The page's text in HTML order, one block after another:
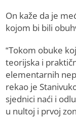
On kaže da je
kojom bi bili
“Tokom obuke
teorijska i
elementarnih
rekao je
sjednici naći i
u nultoj i prvoj